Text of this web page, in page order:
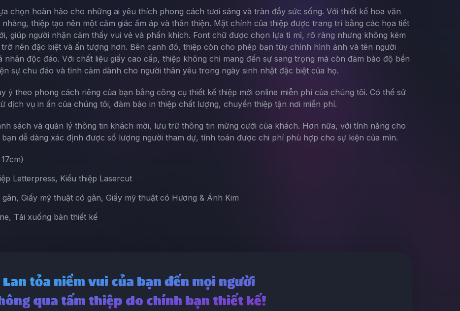
chọn hoàn hảo cho những ai yêu thích phong cách tươi sáng và tràn đầy sức sống. Với thiết kế hoa văn
thiệp tạo nên một cảm giác ấm áp và thân thiện. Mặt chính của thiệp được trang trí bằng các họa tiết
giúp người nhận cảm thấy vui vẻ và phấn khích. Font chữ được chọn lựa tỉ mỉ, rõ ràng nhưng không kém
nên đặc biệt và ấn tượng hơn. Bên cạnh đó, thiệp còn cho phép bạn tùy chỉnh hình ảnh và tên người
độc đáo. Với chất liệu giấy cao cấp, thiệp không chỉ mang đến sự sang trọng mà còn đảm bảo độ bền
sự chu đáo và tình cảm dành cho người thân yêu trong ngày sinh nhật đặc biệt của họ.
ý theo phong cách riêng của bạn bằng công cụ thiết kế thiệp mời online miễn phí của chúng tôi. Có thể sử
dịch vụ in ấn của chúng tôi, đảm bảo in thiệp chất lượng, chuyển thiệp tận nơi miễn phí.
sách và quản lý thông tin khách mời, lưu trữ thông tin mừng cưới của khách. Hơn nữa, với tính năng cho
dễ dàng xác định được số lượng người tham dự, tính toán được chi phí phù hợp cho sự kiện của mìn.
Letterpress, Kiểu thiệp Lasercut
Giấy mỹ thuật có gân, Giấy mỹ thuật có Hương & Ánh Kim
Tải xuống bản thiết kế
Lan tỏa niềm vui của bạn đến mọi người
qua tấm thiệp do chính bạn thiết kế!